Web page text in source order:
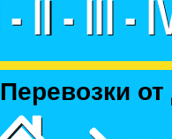
Перевозки